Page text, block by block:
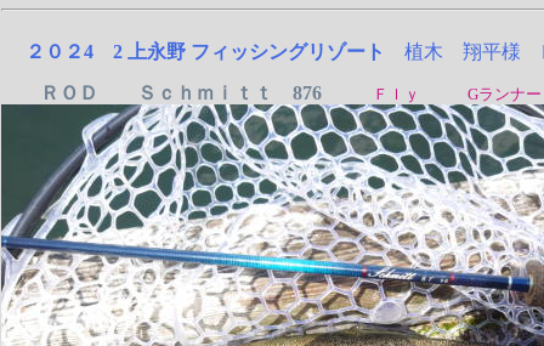
２０２4 2 上永野 フィッシングリゾート
植木 翔平様
ＲＯＤ Ｓｃｈｍｉｔｔ 876
Ｆｌｙ Gランナ